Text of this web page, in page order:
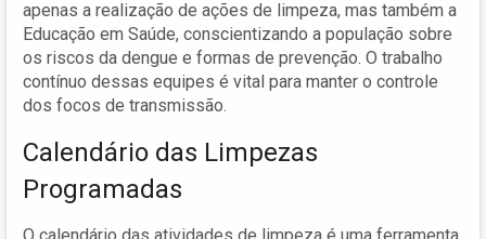
apenas a realização de ações de limpeza, mas também a
Educação em Saúde, conscientizando a população sobre
os riscos da dengue e formas de prevenção. O trabalho
contínuo dessas equipes é vital para manter o controle
dos focos de transmissão.
Calendário das Limpezas
Programadas
O calendário das atividades de limpeza é uma ferramenta